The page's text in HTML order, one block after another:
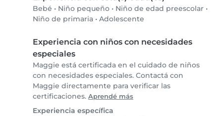
Bebé • Niño pequeño • Niño de edad preescolar •
Niño de primaria • Adolescente
Experiencia con niños con necesidades
especiales
Maggie está certificada en el cuidado de niños
con necesidades especiales. Contactá con
Maggie directamente para verificar las
certificaciones. Aprendé más
Experiencia específica